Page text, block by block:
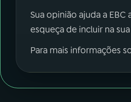
Sua opinião ajuda a
esqueça de incluir na
Para mais informações